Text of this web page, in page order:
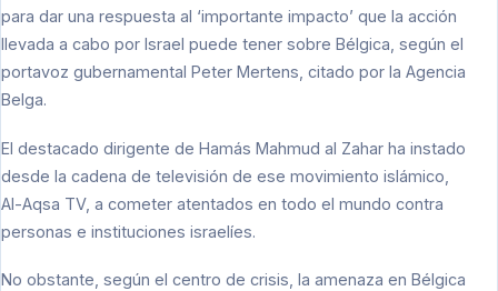
para dar una respuesta al ‘importante impacto’ que la acción
llevada a cabo por Israel puede tener sobre Bélgica, según el
portavoz gubernamental Peter Mertens, citado por la Agencia
Belga.
El destacado dirigente de Hamás Mahmud al Zahar ha instado
desde la cadena de televisión de ese movimiento islámico,
Al-Aqsa TV, a cometer atentados en todo el mundo contra
personas e instituciones israelíes.
No obstante, según el centro de crisis, la amenaza en Bélgica